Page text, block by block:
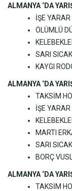
ALMANYA ‘DA
İŞE
ÖLÜMLÜ
SARI
KAYGI
ALMANYA ‘DA
TAKSİM
İŞE
MARTI
SARI
BORÇ
ALMANYA ‘DA
TAKSİM